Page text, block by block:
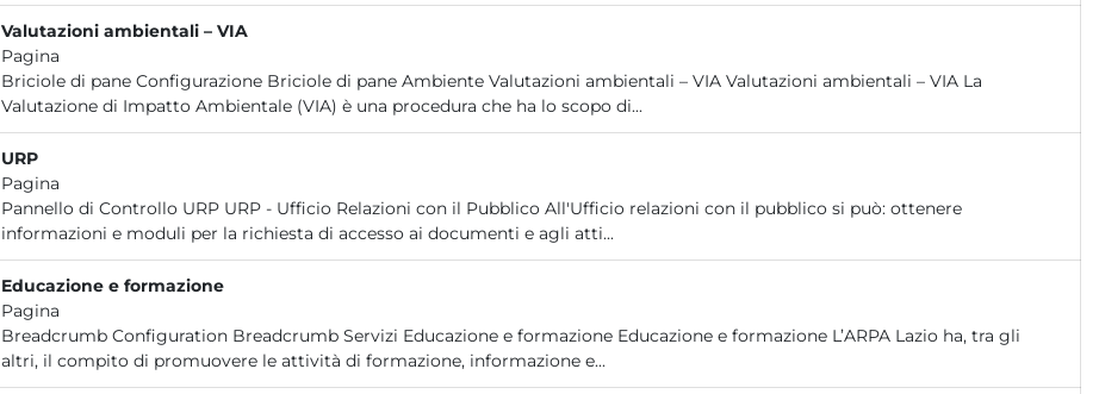
Valutazioni ambientali – VIA
Pagina
Briciole di pane Configurazione Briciole di pane Ambiente Valutazioni ambientali – VIA Valutazioni ambientali – VIA La
Valutazione di Impatto Ambientale (VIA) è una procedura che ha lo scopo di...
URP
Pagina
Pannello di Controllo URP URP - Ufficio Relazioni con il Pubblico All'Ufficio relazioni con il pubblico si può: ottenere
informazioni e moduli per la richiesta di accesso ai documenti e agli atti...
Educazione e formazione
Pagina
Breadcrumb Configuration Breadcrumb Servizi Educazione e formazione Educazione e formazione L’ARPA Lazio ha, tra gli
altri, il compito di promuovere le attività di formazione, informazione e...